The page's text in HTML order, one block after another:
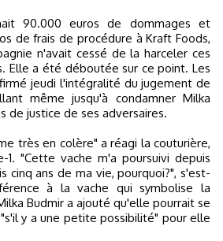
90.000 euros de dommages et
de frais de procédure à Kraft Foods,
n'avait cessé de la harceler ces
Elle a été déboutée sur ce point. Les
jeudi l'intégralité du jugement de
même jusqu'à condamner Milka
de justice de ses adversaires.
très en colère" a réagi la couturière,
1. "Cette vache m'a poursuivi depuis
cinq ans de ma vie, pourquoi?", s'est-
à la vache qui symbolise la
Budmir a ajouté qu'elle pourrait se
y a une petite possibilité" pour elle